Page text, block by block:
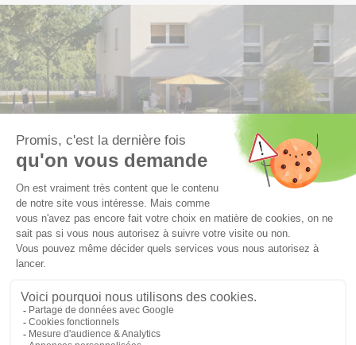
Soyez les premiers avertis des nouveaux
programmes dans votre région :
Être informé